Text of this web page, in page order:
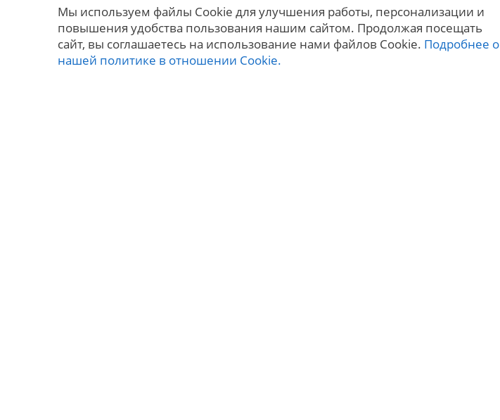
Мы используем файлы Cookie для улучшения работы, персонализации и
повышения удобства пользования нашим сайтом. Продолжая посещать
сайт, вы соглашаетесь на использование нами файлов Cookie. Подробнее о
нашей политике в отношении Cookie.